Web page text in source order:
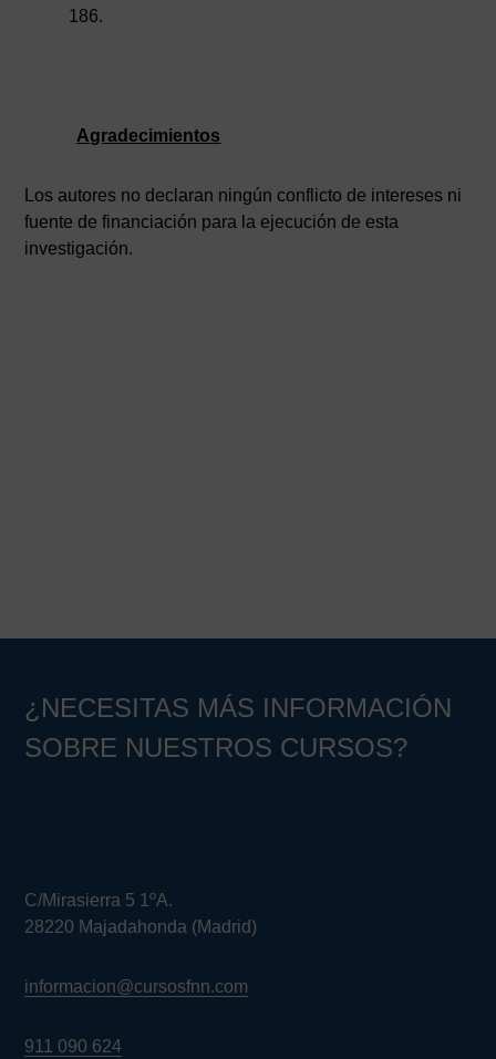
186.
Agradecimientos
Los autores no declaran ningún conflicto de intereses ni
fuente de financiación para la ejecución de esta
investigación.
¿NECESITAS MÁS INFORMACIÓN
SOBRE NUESTROS CURSOS?
C/Mirasierra 5 1ºA.
28220 Majadahonda (Madrid)
informacion@cursosfnn.com
911 090 624